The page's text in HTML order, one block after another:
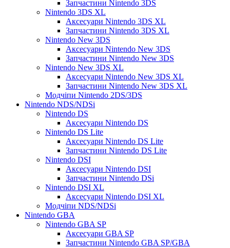
Запчастини Nintendo 3DS
Nintendo 3DS XL
Аксесуари Nintendo 3DS XL
Запчастини Nintendo 3DS XL
Nintendo New 3DS
Аксесуари Nintendo New 3DS
Запчастини Nintendo New 3DS
Nintendo New 3DS XL
Аксесуари Nintendo New 3DS XL
Запчастини Nintendo New 3DS XL
Модчіпи Nintendo 2DS/3DS
Nintendo NDS/NDSi
Nintendo DS
Аксесуари Nintendo DS
Nintendo DS Lite
Аксесуари Nintendo DS Lite
Запчастини Nintendo DS Lite
Nintendo DSI
Аксесуари Nintendo DSI
Запчастини Nintendo DSi
Nintendo DSI XL
Аксесуари Nintendo DSI XL
Модчіпи NDS/NDSi
Nintendo GBA
Nintendo GBA SP
Аксесуари GBA SP
Запчастини Nintendo GBA SP/GBA